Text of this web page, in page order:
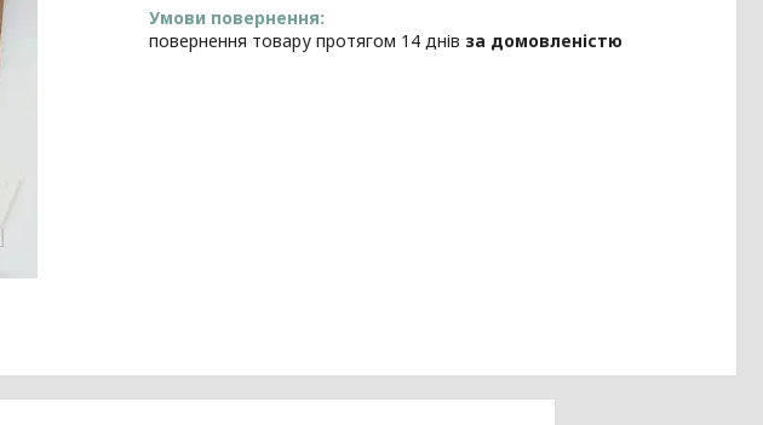
повернення товару протягом 14 днів за домовленістю